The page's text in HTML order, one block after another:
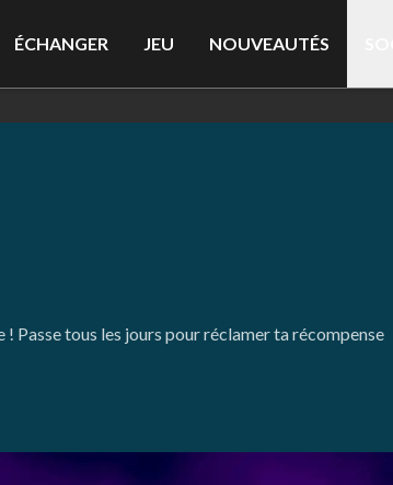
ÉCHANGER JEU NOUVEAUTÉS
Passe tous les jours pour réclamer ta récompense